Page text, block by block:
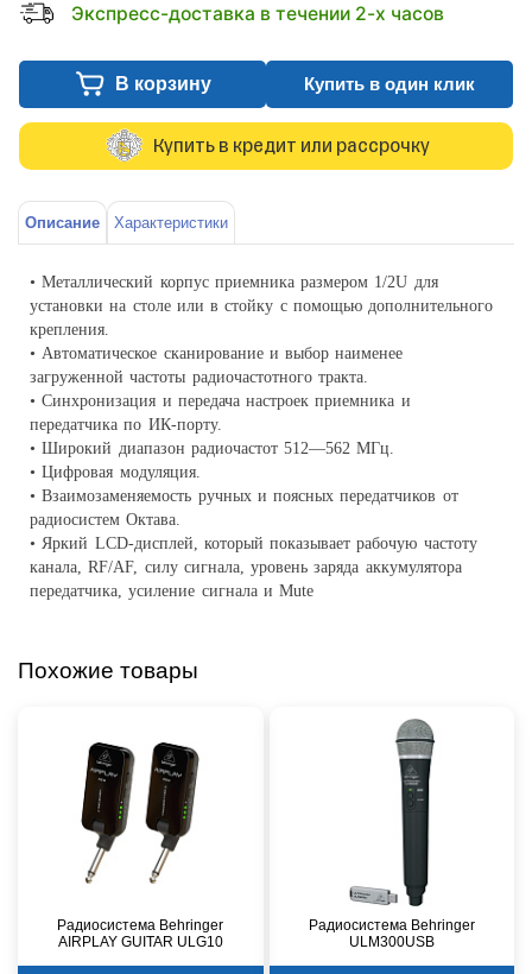
Экспресс-доставка в течении 2-х часов
В корзину Купить в один клик
Купить в кредит или рассрочку
Описание Характеристики
• Металлический корпус приемника размером 1/2U для
установки на столе или в стойку с помощью дополнительного
крепления.
• Автоматическое сканирование и выбор наименее
загруженной частоты радиочастотного тракта.
• Синхронизация и передача настроек приемника и
передатчика по ИК-порту.
• Широкий диапазон радиочастот 512—562 МГц.
• Цифровая модуляция.
• Взаимозаменяемость ручных и поясных передатчиков от
радиосистем Октава.
• Яркий LCD-дисплей, который показывает рабочую частоту
канала, RF/AF, силу сигнала, уровень заряда аккумулятора
передатчика, усиление сигнала и Mute
Похожие товары
Радиосистема Behringer
AIRPLAY GUITAR ULG10
Радиосистема Behringer
ULM300USB